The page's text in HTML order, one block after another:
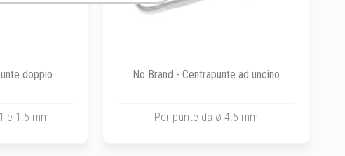
doppio
e 1.5 mm
No Brand - Centrapunte ad uncino
Per punte da ø 4.5 mm